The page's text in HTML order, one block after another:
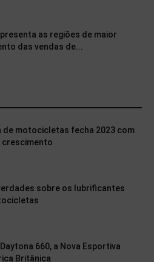
as regiões de maior
das vendas de...
de motocicletas fecha 2023 com
crescimento
sobre os lubrificantes
660, a Nova Esportiva
Britânica